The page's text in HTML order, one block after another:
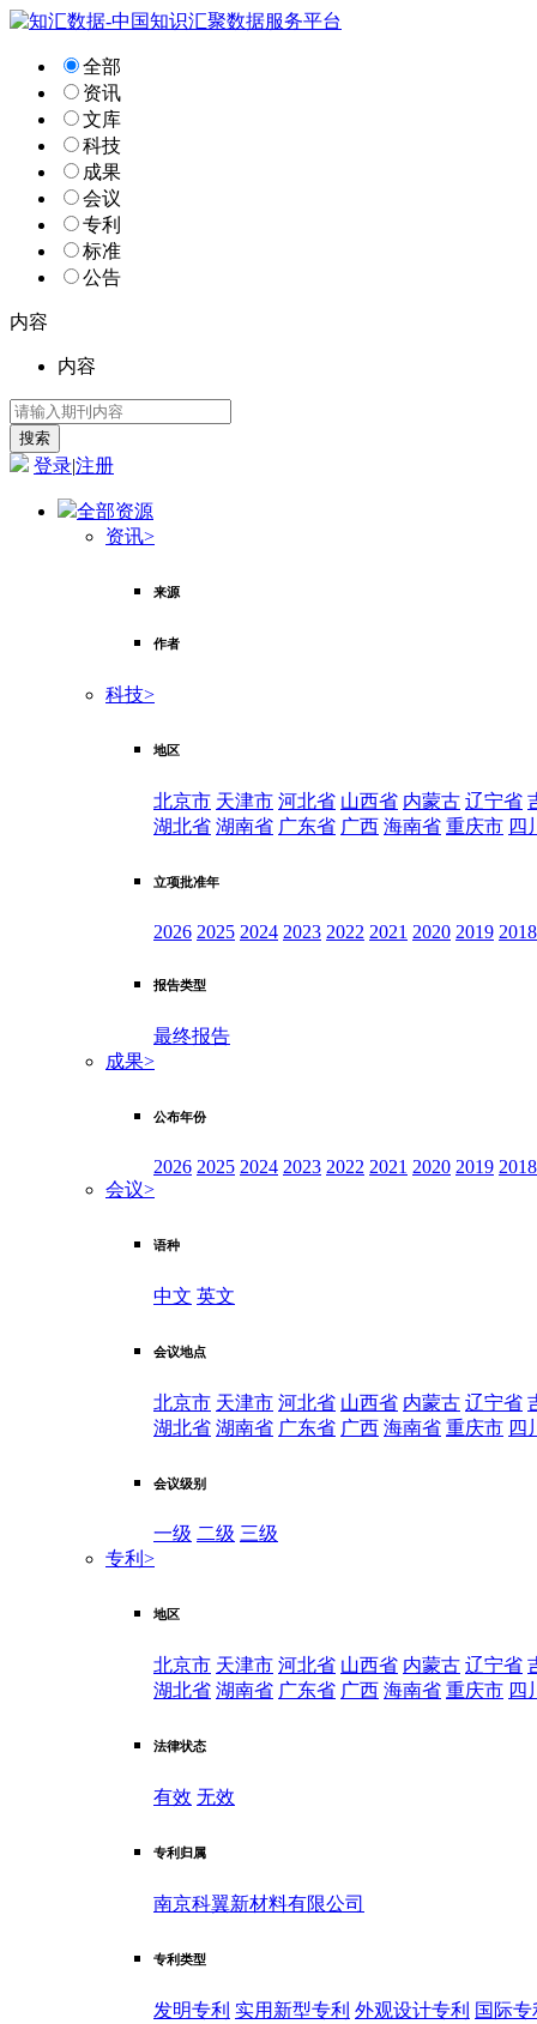
全部
资讯
文库
科技
成果
会议
专利
标准
公告
内容
内容
登录|注册
全部资源
资讯>
来源
作者
科技>
地区
北京市 天津市 河北省 山西省 内蒙古 辽宁省
湖北省 湖南省 广东省 广西 海南省 重庆市 四
立项批准年
2026 2025 2024 2023 2022 2021 2020 2019 2018
报告类型
最终报告
成果>
公布年份
2026 2025 2024 2023 2022 2021 2020 2019 2018
会议>
语种
中文 英文
会议地点
北京市 天津市 河北省 山西省 内蒙古 辽宁省
湖北省 湖南省 广东省 广西 海南省 重庆市 四
会议级别
一级 二级 三级
专利 >
地区
北京市 天津市 河北省 山西省 内蒙古 辽宁省
湖北省 湖南省 广东省 广西 海南省 重庆市 四
法律状态
有效 无效
专利归属
南京科翼新材料有限公司
专利类型
发明专利 实用新型专利 外观设计专利 国际专